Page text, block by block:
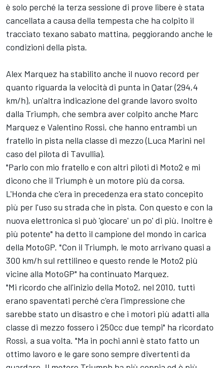
è solo perché la terza sessione di prove libere è stata
cancellata a causa della tempesta che ha colpito il
tracciato texano sabato mattina, peggiorando anche le
condizioni della pista.
Alex Marquez ha stabilito anche il nuovo record per
quanto riguarda la velocità di punta in Qatar (294,4
km/h), un'altra indicazione del grande lavoro svolto
dalla Triumph, che sembra aver colpito anche Marc
Marquez e Valentino Rossi, che hanno entrambi un
fratello in pista nella classe di mezzo (Luca Marini nel
caso del pilota di Tavullia).
"Parlo con mio fratello e con altri piloti di Moto2 e mi
dicono che il Triumph è un motore più da corsa.
L'Honda che c'era in precedenza era stato concepito
più per l'uso su strada che in pista. Con questo e con la
nuova elettronica si può 'giocare' un po' di più. Inoltre è
più potente" ha detto il campione del mondo in carica
della MotoGP. "Con il Triumph, le moto arrivano quasi a
300 km/h sul rettilineo e questo rende le Moto2 più
vicine alla MotoGP" ha continuato Marquez.
"Mi ricordo che all'inizio della Moto2, nel 2010, tutti
erano spaventati perché c'era l'impressione che
sarebbe stato un disastro e che i motori più adatti alla
classe di mezzo fossero i 250cc due tempi" ha ricordato
Rossi, a sua volta. "Ma in pochi anni è stato fatto un
ottimo lavoro e le gare sono sempre divertenti da